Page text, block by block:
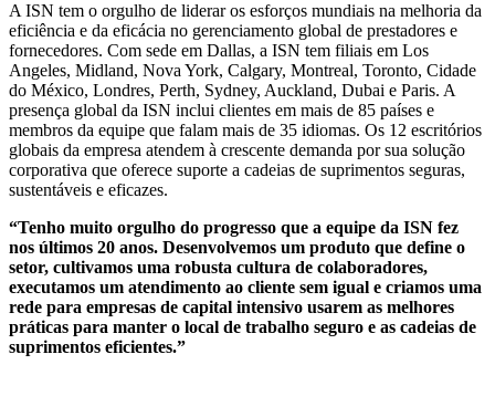
A ISN tem o orgulho de liderar os esforços mundiais na melhoria da
eficiência e da eficácia no gerenciamento global de prestadores e
fornecedores. Com sede em Dallas, a ISN tem filiais em Los
Angeles, Midland, Nova York, Calgary, Montreal, Toronto, Cidade
do México, Londres, Perth, Sydney, Auckland, Dubai e Paris. A
presença global da ISN inclui clientes em mais de 85 países e
membros da equipe que falam mais de 35 idiomas. Os 12 escritórios
globais da empresa atendem à crescente demanda por sua solução
corporativa que oferece suporte a cadeias de suprimentos seguras,
sustentáveis e eficazes.
“Tenho muito orgulho do progresso que a equipe da ISN fez
nos últimos 20 anos. Desenvolvemos um produto que define o
setor, cultivamos uma robusta cultura de colaboradores,
executamos um atendimento ao cliente sem igual e criamos uma
rede para empresas de capital intensivo usarem as melhores
práticas para manter o local de trabalho seguro e as cadeias de
suprimentos eficientes.”